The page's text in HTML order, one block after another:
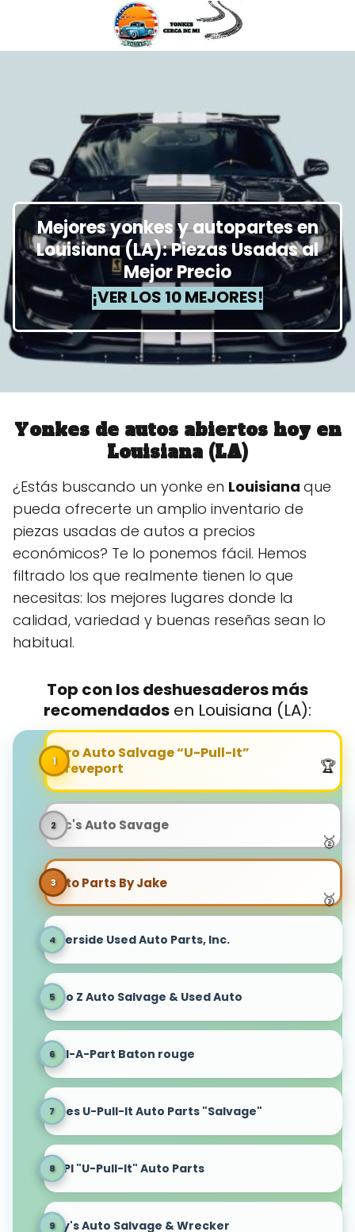
Mejores yonkes y autopartes en
Louisiana (LA): Piezas Usadas al
Mejor Precio
¡VER LOS 10 MEJORES!
Yonkes de autos abiertos hoy en
Louisiana (LA)
¿Estás buscando un yonke en Louisiana que
pueda ofrecerte un amplio inventario de
piezas usadas de autos a precios
económicos? Te lo ponemos fácil. Hemos
filtrado los que realmente tienen lo que
necesitas: los mejores lugares donde la
calidad, variedad y buenas reseñas sean lo
habitual.
Top con los deshuesaderos más
recomendados en Louisiana (LA):
Aero Auto Salvage “U-Pull-It”
Shreveport
Eric's Auto Savage
Auto Parts By Jake
Riverside Used Auto Parts, Inc.
A To Z Auto Salvage & Used Auto
Pull-A-Part Baton rouge
Pipes U-Pull-It Auto Parts "Salvage"
UAPI "U-Pull-It" Auto Parts
Roy's Auto Salvage & Wrecker